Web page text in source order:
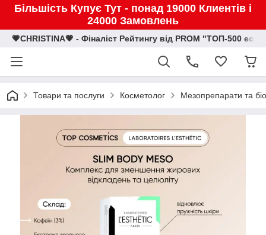
Більшість Купує Тут - понад 19000 Клиентів і
24000 Замовлень
💗CHRISTINA💗 - Фіналіст Рейтингу від PROM "ТОП-500
Товари та послуги Косметолог Мезопрепарати та